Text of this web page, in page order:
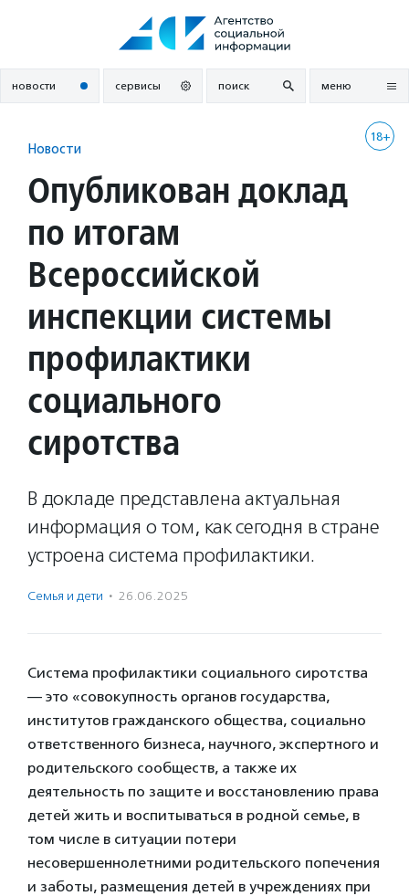
новости сервисы поиск меню
18+
Новости
Опубликован доклад
по итогам
Всероссийской
инспекции системы
профилактики
социального
сиротства
В докладе представлена актуальная
информация о том, как сегодня в стране
устроена система профилактики.
Семья и дети · 26.06.2025
Система профилактики социального сиротства
— это «совокупность органов государства,
институтов гражданского общества, социально
ответственного бизнеса, научного, экспертного и
родительского сообществ, а также их
деятельность по защите и восстановлению права
детей жить и воспитываться в родной семье, в
том числе в ситуации потери
несовершеннолетними родительского попечения
и заботы, размещения детей в учреждениях при